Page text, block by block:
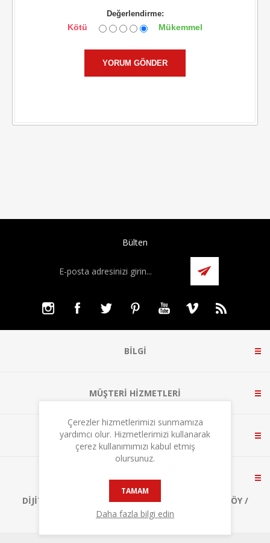
Değerlendirme:
Kötü Mükemmel
Bülten
BILGI
MÜŞTERI HIZMETLERI
HESABIM
BIZE ULAŞIN
DIJITALPARK TEKNOKENT, A1 BLOK NO:3 ÇEKMEKÖY /
İSTANBUL
Çerezler hizmetlerimizi sunmamıza
yardımcı olur. Hizmetlerimizi kullanarak
çerez kullanımımızı kabul etmiş
olursunuz.
TAMAM
Daha fazla bilgi edin